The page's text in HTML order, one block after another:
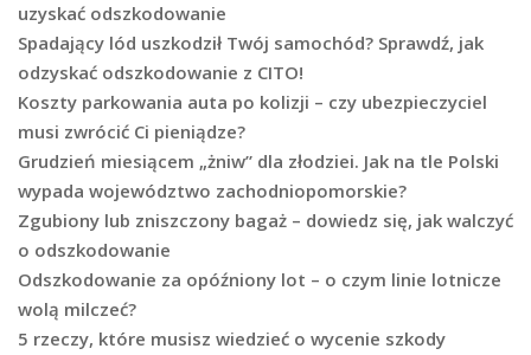
uzyskać odszkodowanie
Spadający lód uszkodził Twój samochód? Sprawdź, jak
odzyskać odszkodowanie z CITO!
Koszty parkowania auta po kolizji – czy ubezpieczyciel
musi zwrócić Ci pieniądze?
Grudzień miesiącem „żniw” dla złodziei. Jak na tle Polski
wypada województwo zachodniopomorskie?
Zgubiony lub zniszczony bagaż – dowiedz się, jak walczyć
o odszkodowanie
Odszkodowanie za opóźniony lot – o czym linie lotnicze
wolą milczeć?
5 rzeczy, które musisz wiedzieć o wycenie szkody